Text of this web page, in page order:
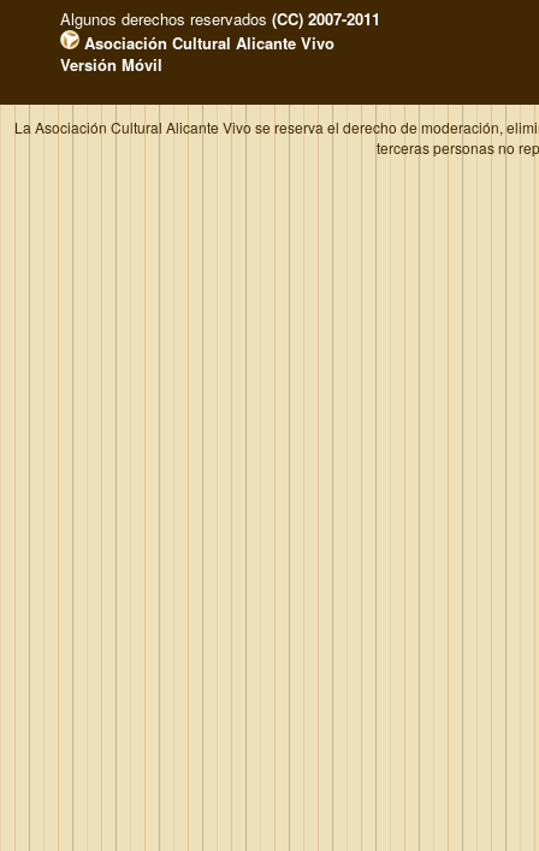
Algunos derechos reservados (CC) 2007-2011
Asociación Cultural Alicante Vivo
Versión Móvil
La Asociación Cultural Alicante Vivo se reserva el derecho de moderación,
terceras personas no